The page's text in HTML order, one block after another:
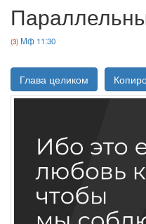
Мф 11:30
Глава целиком